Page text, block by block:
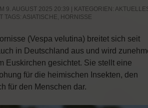
9. AUGUST 2025 20:39 | KATEGORIEN:
TAGS: ASIATISCHE, HORNISSE
(Vespa velutina) breitet sich seit
in Deutschland aus und wird
Euskirchen gesichtet. Sie stellt eine
für die heimischen Insekten, den
für den Menschen dar.